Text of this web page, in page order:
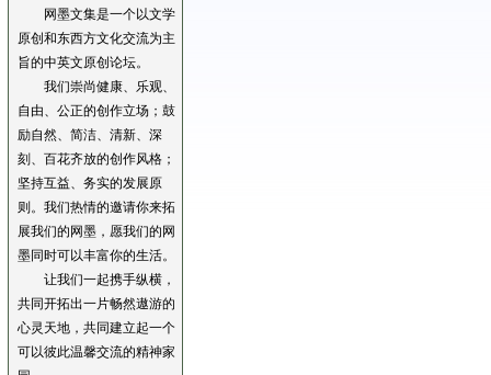
网墨文集是一个以文学
原创和东西方文化交流为主
旨的中英文原创论坛。
我们崇尚健康、乐观、
自由、公正的创作立场；鼓
励自然、简洁、清新、深
刻、百花齐放的创作风格；
坚持互益、务实的发展原
则。我们热情的邀请你来拓
展我们的网墨，愿我们的网
墨同时可以丰富你的生活。
让我们一起携手纵横，
共同开拓出一片畅然遨游的
心灵天地，共同建立起一个
可以彼此温馨交流的精神家